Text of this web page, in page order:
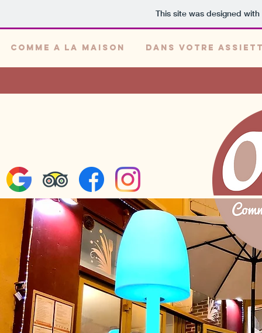
This site was designed
Comme a la maison Dans votre